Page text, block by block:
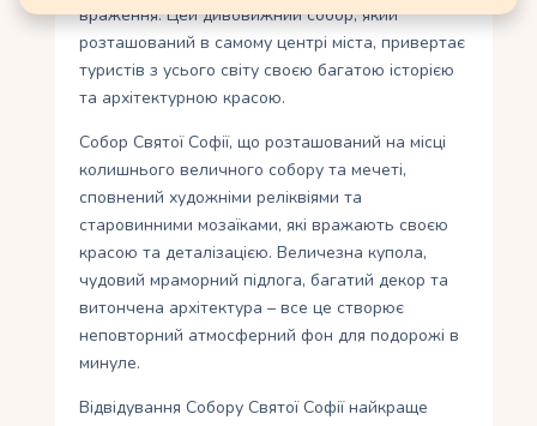
враження. Цей дивовижний собор, який
розташований в самому центрі міста, привертає
туристів з усього світу своєю багатою історією
та архітектурною красою.
Собор Святої Софії, що розташований на місці
колишнього величного собору та мечеті,
сповнений художніми реліквіями та
старовинними мозаїками, які вражають своєю
красою та деталізацією. Величезна купола,
чудовий мраморний підлога, багатий декор та
витончена архітектура – все це створює
неповторний атмосферний фон для подорожі в
минуле.
Відвідування Собору Святої Софії найкраще